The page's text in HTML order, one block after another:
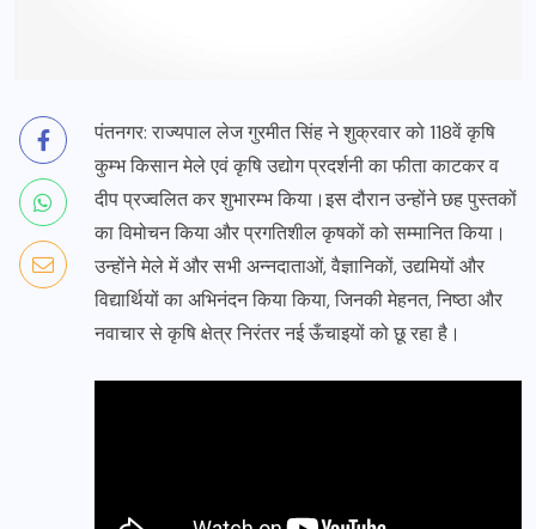
पंतनगर: राज्यपाल लेज गुरमीत सिंह ने शुक्रवार को 118वें कृषि
कुम्भ किसान मेले एवं कृषि उद्योग प्रदर्शनी का फीता काटकर व
दीप प्रज्वलित कर शुभारम्भ किया।इस दौरान उन्होंने छह पुस्तकों
का विमोचन किया और प्रगतिशील कृषकों को सम्मानित किया।
उन्होंने मेले में और सभी अन्नदाताओं, वैज्ञानिकों, उद्यमियों और
विद्यार्थियों का अभिनंदन किया किया, जिनकी मेहनत, निष्ठा और
नवाचार से कृषि क्षेत्र निरंतर नई ऊँचाइयों को छू रहा है।